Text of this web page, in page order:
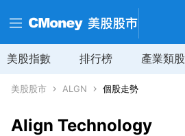
美股指數 排行榜 產業類股
美股股市 ALGN 個股走勢
Align Technology